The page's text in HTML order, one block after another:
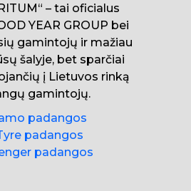
– tai oficialus
YEAR GROUP bei
gamintojų ir mažiau
šalyje, bet sparčiai
į Lietuvos rinką
gamintojų.
padangos
padangos
padangos